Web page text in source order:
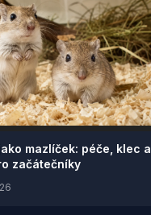
mazlíček: péče, klec a
začátečníky